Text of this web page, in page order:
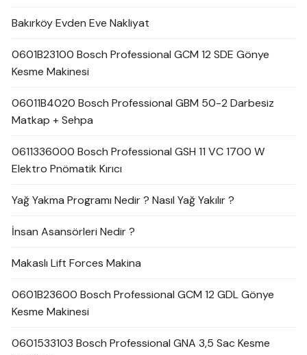
Bakırköy Evden Eve Nakliyat
0601B23100 Bosch Professional GCM 12 SDE Gönye
Kesme Makinesi
06011B4020 Bosch Professional GBM 50-2 Darbesiz
Matkap + Sehpa
0611336000 Bosch Professional GSH 11 VC 1700 W
Elektro Pnömatik Kırıcı
Yağ Yakma Programı Nedir ? Nasıl Yağ Yakılır ?
İnsan Asansörleri Nedir ?
Makaslı Lift Forces Makina
0601B23600 Bosch Professional GCM 12 GDL Gönye
Kesme Makinesi
0601533103 Bosch Professional GNA 3,5 Sac Kesme